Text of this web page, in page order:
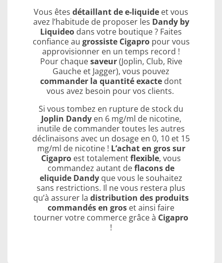
Vous êtes détaillant de e-liquide et vous
avez l’habitude de proposer les Dandy by
Liquideo dans votre boutique ? Faites
confiance au grossiste Cigapropour vous
approvisionner en un temps record !
Pour chaquesaveur(Joplin, Club, Rive
Gauche et Jagger), vous pouvez
commander la quantité exacte dont
vous avez besoin pour vos clients.
Si vous tombez en rupture de stock du
Joplin Dandyen 6 mg/ml de nicotine,
inutile de commander toutes les autres
déclinaisons avec un dosage en 0, 10 et 15
mg/ml de nicotine ! L’achat en gros sur
Cigapro est totalementflexible, vous
commandez autant deflacons de
eliquide Dandy que vous le souhaitez
sans restrictions. Il ne vous restera plus
qu’à assurer la distribution des produits
commandés en gros et ainsi faire
tourner votre commerce grâce à Cigapro
!